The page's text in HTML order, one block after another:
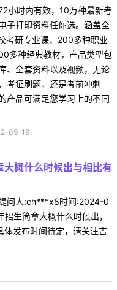
小时内有效，10万种最新考
子打印资料任你选。涵盖全
考研专业课、200多种职业
多种经典教材，产品类型包
、全套资料以及视频，无论
考证刷题，还是考前冲刺
产品可满足您学习上的不同
09-19
概什么时候出与相比有
问人:ch***x8时间:2024-0
生简章大概什么时候出，
发布时间待定，请关注吉